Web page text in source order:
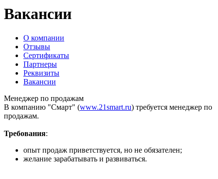
Вакансии
О компании
Отзывы
Сертификаты
Партнеры
Реквизиты
Вакансии
Менеджер по продажам
В компанию "Смарт" (www.21smart.ru) требуется менеджер по
продажам.
Требования:
опыт продаж приветствуется, но не обязателен;
желание зарабатывать и развиваться.